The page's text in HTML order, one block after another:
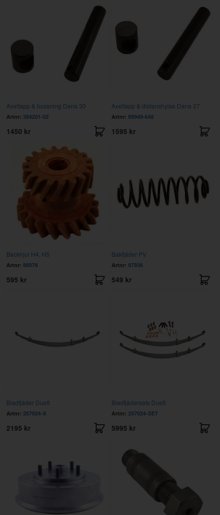
Axeltapp & bussning Dana 30
Artnr: 384201-02
1450 kr
Axeltapp & distanshylsa Dana 27
Artnr: 89949-648
1595 kr
Backhjul H4, H5
Artnr: 88078
595 kr
Bakfjäder PV
Artnr: 87936
549 kr
Bladfjäder Duett
Artnr: 257024-X
2195 kr
Bladfjädersats Duett
Artnr: 257024-SET
5995 kr